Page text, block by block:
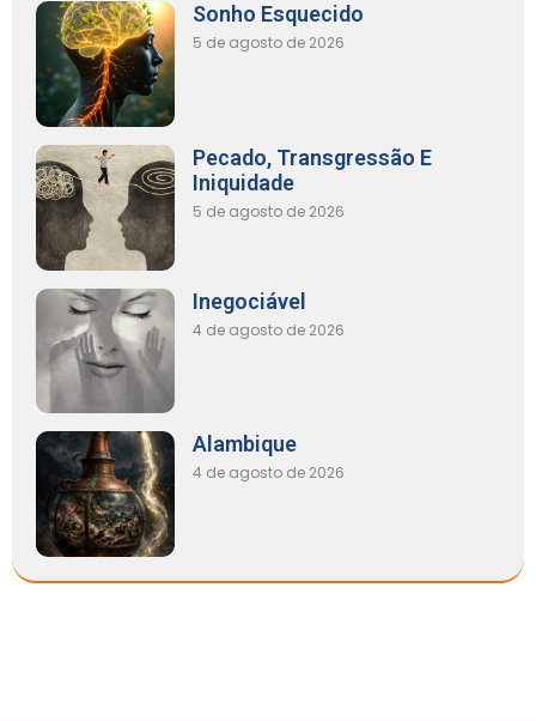
Sonho Esquecido
5 de agosto de 2026
Pecado, Transgressão E
Iniquidade
5 de agosto de 2026
Inegociável
4 de agosto de 2026
Alambique
4 de agosto de 2026